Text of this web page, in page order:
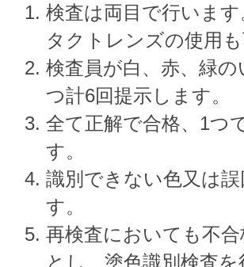
検査は両目で行いま
タクトレンズの使用も
検査員が白、赤、緑
つ計6回提示します。
全て正解で合格、1つ
す。
識別できない色又は
す。
再検査においても不
とし、塗色識別検査を